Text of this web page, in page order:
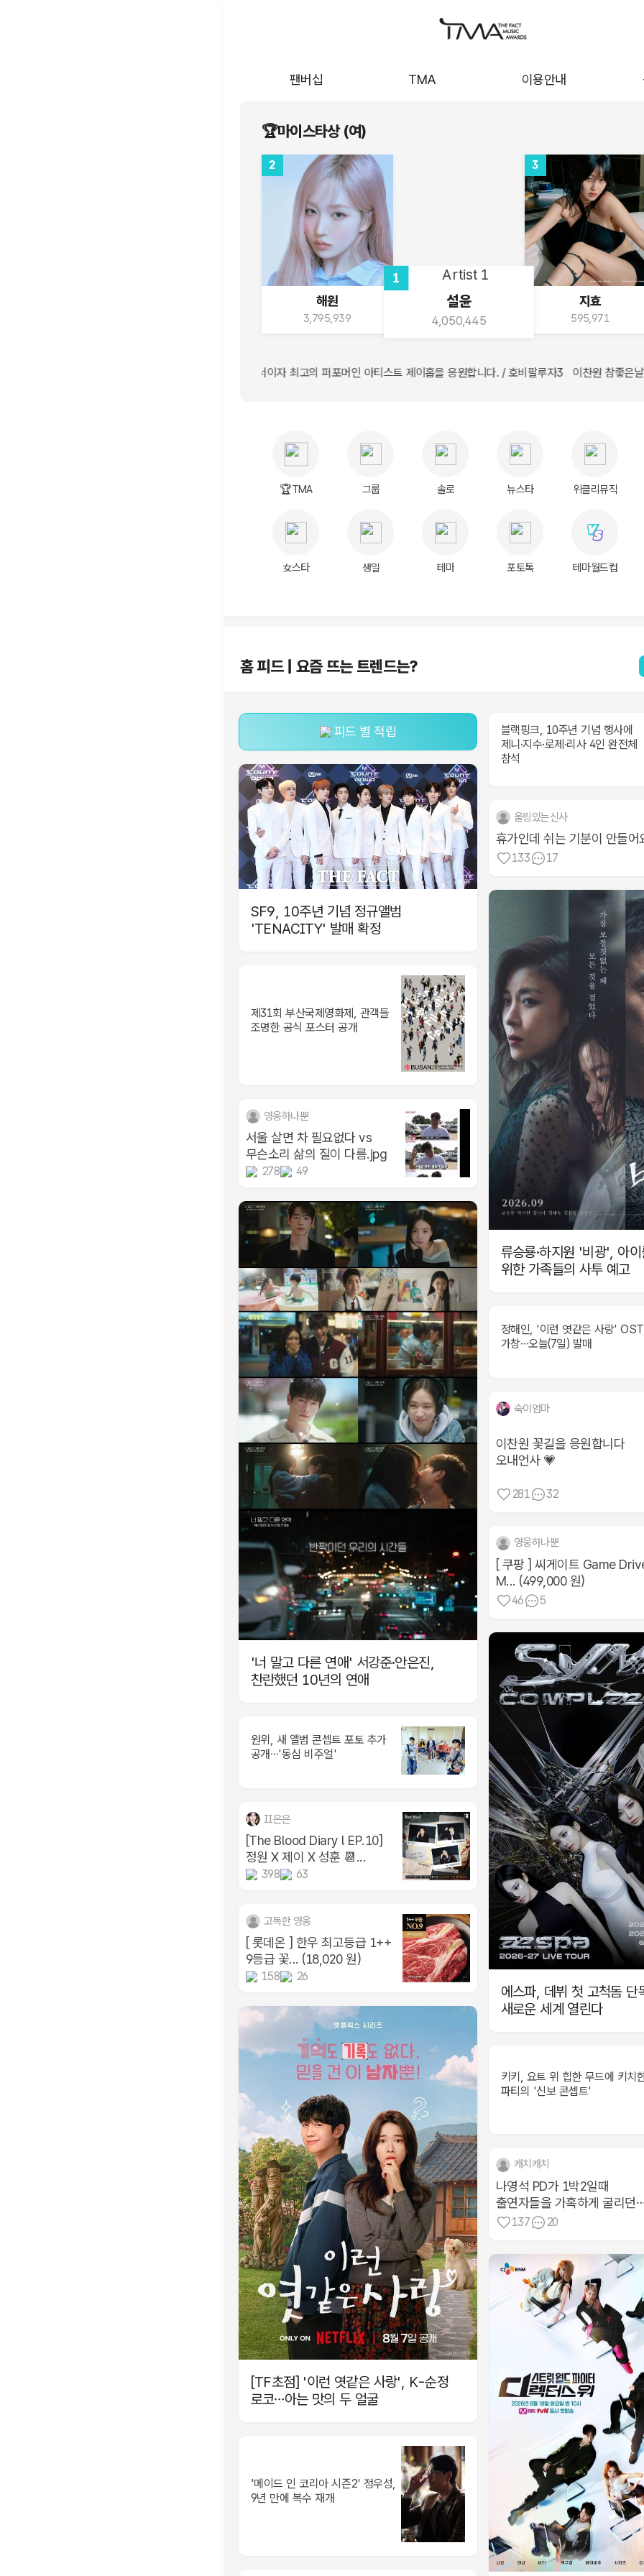
팬버십 TMA 이용안내
🏆마이스타상 (여)
2
해원
3,795,939
1
설윤
4,050,445
3
지효
595,971
니 방탄소년단의 유일무이한 메인댄서이자 최고의 퍼포머인 아티스트 제이홉을 응원합니다. / 호비팔루자3 이찬원 참좋은날
젤 멋진 나의 슈스 사랑합니다 데뷔 10주년도 넘넘 축하해요 / 은휘 임영웅 가수님 응원합니다 / 코코라니 방탄소년단의 유일무이한
ATEEZ
🏆TMA 그룹 솔로 뉴스타 위클리뮤직
女스타 생일 테마 포토톡 테마월드컵
홈 피드 | 요즘 뜨는 트렌드는?
피드 별 적립
SF9, 10주년 기념 정규앨범
'TENACITY' 발매 확정
제31회 부산국제영화제, 관객들
조명한 공식 포스터 공개
영웅하나뿐
서울 살면 차 필요없다 vs
무슨소리 삶의 질이 다름.jpg
278 49
'너 말고 다른 연애' 서강준·안은진,
찬란했던 10년의 연애
원위, 새 앨범 콘셉트 포토 추가
공개…'동심 비주얼'
II은은
[The Blood Diary l EP.10]
정원 X 제이 X 성훈 📆...
398 63
고독한 영웅
[ 롯데온 ] 한우 최고등급 1++
9등급 꽃... (18,020 원)
158 26
[TF초점] '이런 엿같은 사랑', K-순정
로코…아는 맛의 두 얼굴
'메이드 인 코리아 시즌2' 정우성,
9년 만에 복수 재개
블랙핑크, 10주년 기념 행사에
제니·지수·로제·리사 4인 완전체
참석
울림있는신사
휴가인데 쉬는 기분이 안들어
133 17
류승룡·하지원 '비광', 아
위한 가족들의 사투 예고
정해인, '이런 엿같은 사랑' OST
가창…오늘(7일) 발매
숙이엄마
이찬원 꽃길을 응원합니다
오내언사 💗
281 32
영웅하나뿐
[ 쿠팡 ] 씨게이트 Game
M... (499,000 원)
46 5
에스파, 데뷔 첫 고척돔
새로운 세계 열린다
키키, 요트 위 힙한 무드에 키치
파티의 '신보 콘셉트'
캐치캐치
나영석 PD가 1박2일때
출연자들을 가혹하게 굴리던
이유137 20